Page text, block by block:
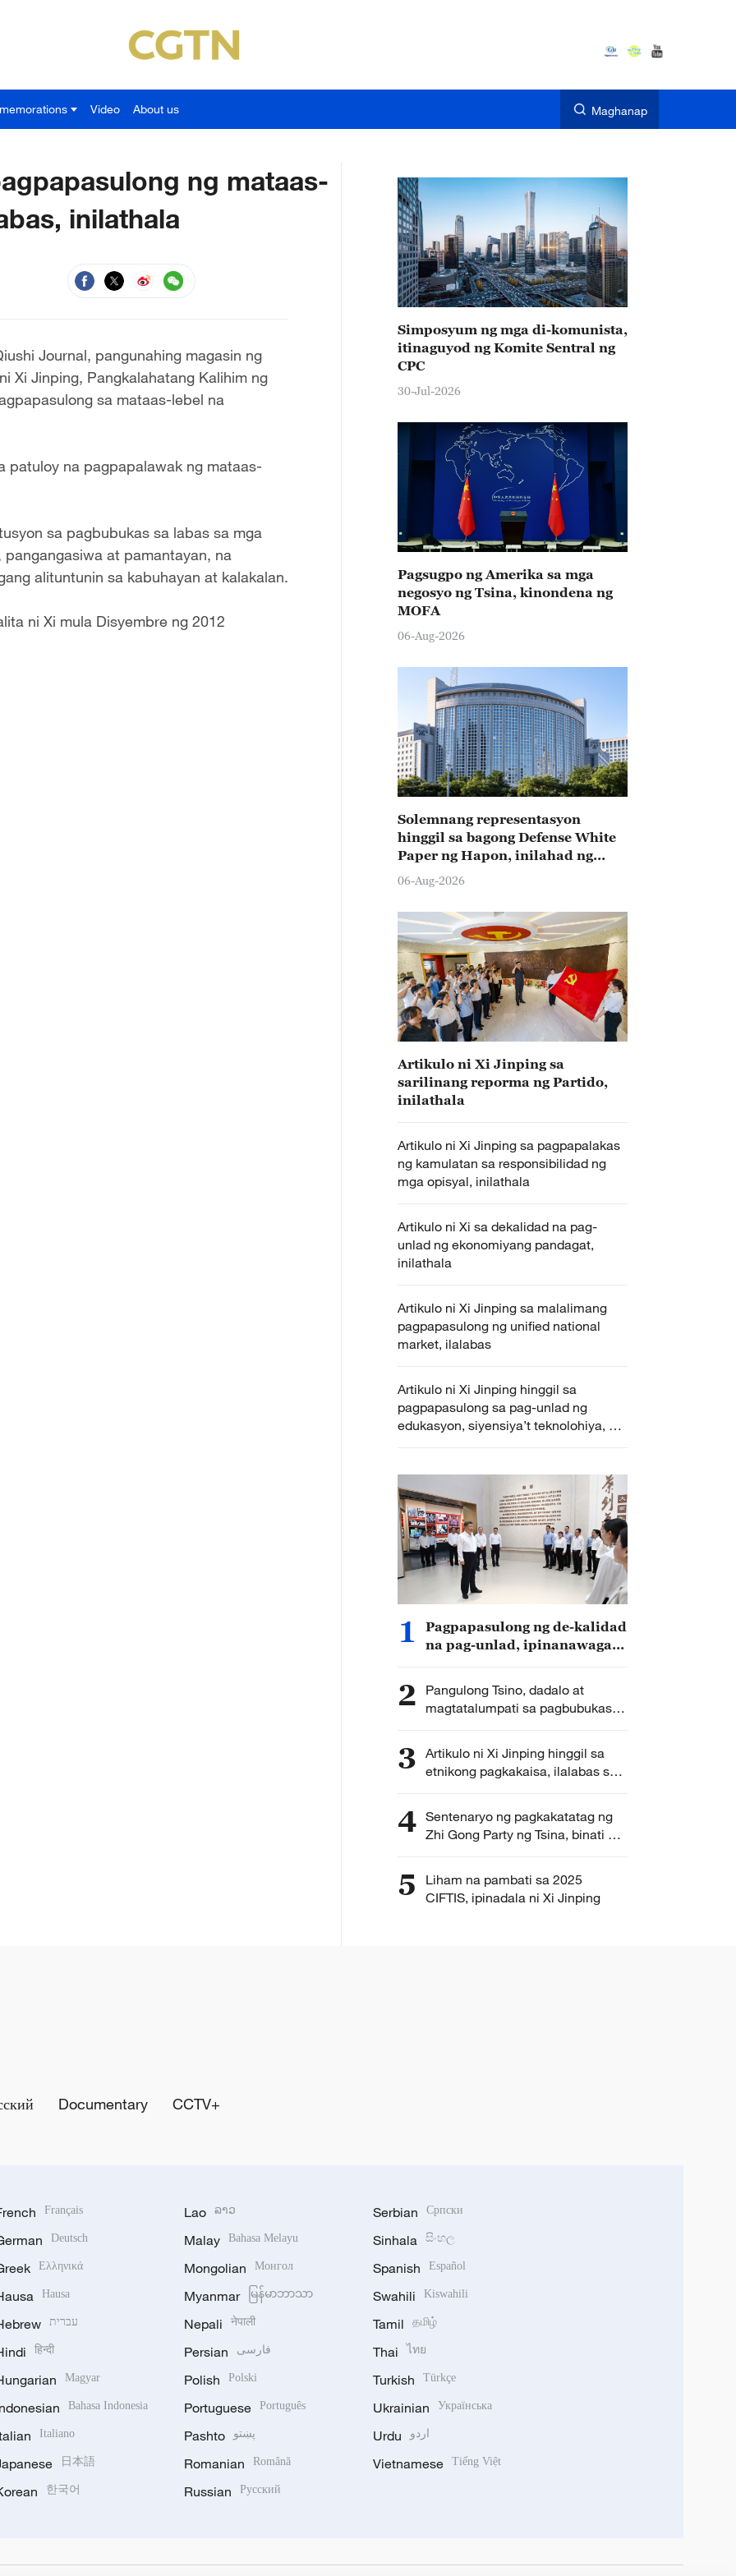
Video About us Maghanap
ng mataas-
inilathala
Journal, pangunahing magasin ng
Xi Jinping, Pangkalahatang Kalihim ng
sa mataas-lebel na
patuloy na pagpapalawak ng mataas-
sa pagbubukas sa labas sa mga
at pamantayan, na
alituntunin sa kabuhayan at kalakalan.
ni Xi mula Disyembre ng 2012
Simposyum ng mga di-komunista,
itinaguyod ng Komite Sentral ng
CPC
30-Jul-2026
Pagsugpo ng Amerika sa mga
negosyo ng Tsina, kinondena ng
MOFA
06-Aug-2026
Solemnang representasyon
hinggil sa bagong Defense White
Paper ng Hapon, inilahad ng
Tsina
06-Aug-2026
Artikulo ni Xi Jinping sa
sarilinang reporma ng Partido,
inilathala
Artikulo ni Xi Jinping sa pagpapalakas
ng kamulatan sa responsibilidad ng
mga opisyal, inilathala
Artikulo ni Xi sa dekalidad na pag-
unlad ng ekonomiyang pandagat,
inilathala
Artikulo ni Xi Jinping sa malalimang
pagpapasulong ng unified national
market, ilalabas
Artikulo ni Xi Jinping hinggil sa
pagpapasulong sa pag-unlad ng
edukasyon, siyensiya’t teknolohiya, at
talento, ilalabas sa Qiushi Journal
1
Pagpapasulong ng de-kalidad
na pag-unlad, ipinanawagan
2
Pangulong Tsino, dadalo at
magtatalumpati sa pagbubukas
ng Global Leaders’ Meeting on
3 Artikulo ni Xi Jinping hinggil sa
etnikong pagkakaisa, ilalabas sa
Qiushi Journal
4 Sentenaryo ng pagkakatatag ng
Zhi Gong Party ng Tsina, binati ni
Xi Jinping
5
Liham na pambati sa 2025
CIFTIS, ipinadala ni Xi Jinping
Documentary CCTV+
Français
Deutsch
Ελληνικά
Hausa
עברית
हिन्दी
Magyar
Bahasa Indonesia
Italiano
日本語
한국어
Lao ລາວ
Malay Bahasa Melayu
Mongolian Монгол
Myanmar မြန်မာဘာသာ
Nepali नेपाली
Persian فارسی
Polish Polski
Portuguese Português
Pashto پښتو
Romanian Română
Russian Русский
Serbian Српски
Sinhala සිංහල
Spanish Español
Swahili Kiswahili
Tamil தமிழ்
Thai ไทย
Turkish Türkçe
Ukrainian Українська
Urdu اردو
Vietnamese Tiếng Việt